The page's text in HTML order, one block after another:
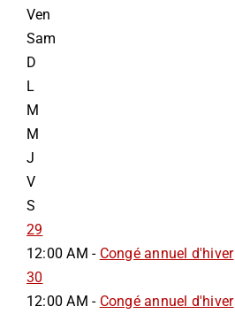
Ven
Sam
D
L
M
M
J
V
S
29
12:00 AM - Congé annuel d'hiver
30
12:00 AM - Congé annuel d'hiver